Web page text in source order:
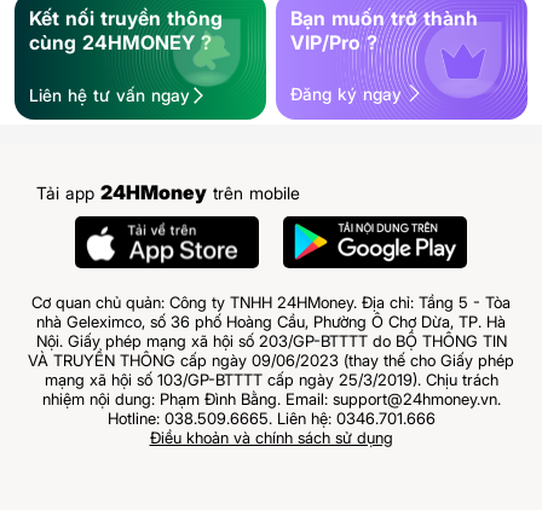
Kết nối truyền thông
cùng 24HMONEY ?
Liên hệ tư vấn ngay
Bạn muốn trở thành
VIP/Pro ?
Đăng ký ngay
Tải app 24HMoney trên mobile
Cơ quan chủ quản: Công ty TNHH 24HMoney. Địa chỉ: Tầng 5 - Tòa
nhà Geleximco, số 36 phố Hoàng Cầu, Phường Ô Chợ Dừa, TP. Hà
Nội. Giấy phép mạng xã hội số 203/GP-BTTTT do BỘ THÔNG TIN
VÀ TRUYỀN THÔNG cấp ngày 09/06/2023 (thay thế cho Giấy phép
mạng xã hội số 103/GP-BTTTT cấp ngày 25/3/2019). Chịu trách
nhiệm nội dung: Phạm Đình Bằng. Email: support@24hmoney.vn.
Hotline: 038.509.6665. Liên hệ: 0346.701.666
Điều khoản và chính sách sử dụng